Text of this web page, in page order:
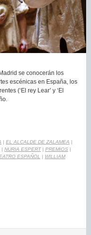
se conocerán los
escénicas en España, los
(‘El rey Lear’ y ‘El
EL ALCALDE DE ZALAMEA
NURIA ESPERT| PREMIOS
ESPAÑOL
WILLIAM